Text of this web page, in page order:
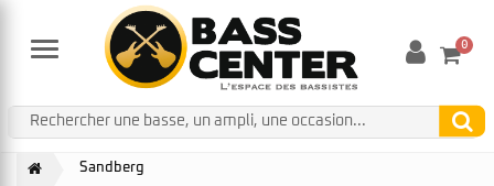
Menu 0
Sandberg